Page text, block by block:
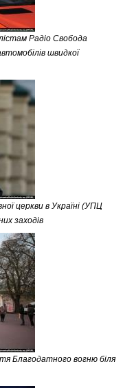
Радіо Свобода
швидкої
церкви в Україні (УПЦ
заходів
Благодатного вогню біля